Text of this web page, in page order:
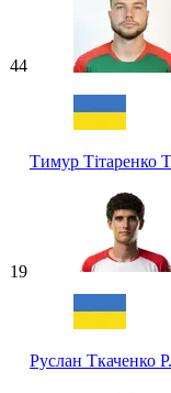
44
Тимур Тітаренко
19
Руслан Ткаченко